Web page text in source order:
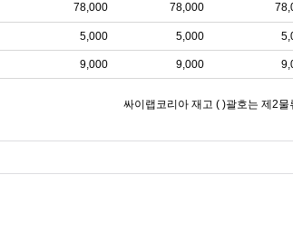
78,000 78,000
5,000 5,000
9,000 9,000
싸이랩코리아 재고 ( )괄호는 제2